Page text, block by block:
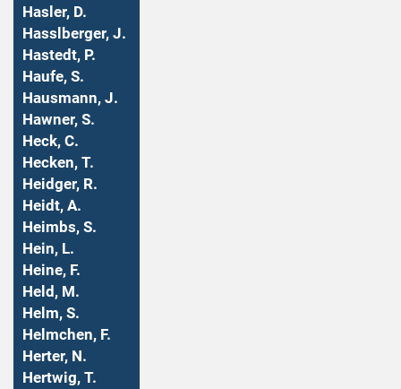
Hasler, D.
Hasslberger, J.
Hastedt, P.
Haufe, S.
Hausmann, J.
Hawner, S.
Heck, C.
Hecken, T.
Heidger, R.
Heidt, A.
Heimbs, S.
Hein, L.
Heine, F.
Held, M.
Helm, S.
Helmchen, F.
Herter, N.
Hertwig, T.